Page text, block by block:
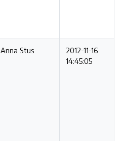
Anna Stus
2012-11-16
14:45:05